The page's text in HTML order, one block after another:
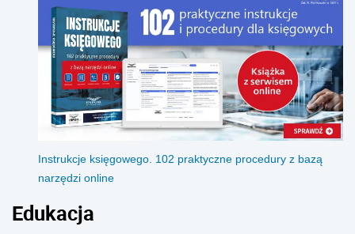
Instrukcje księgowego. 102 praktyczne procedury z bazą
narzędzi online
Edukacja